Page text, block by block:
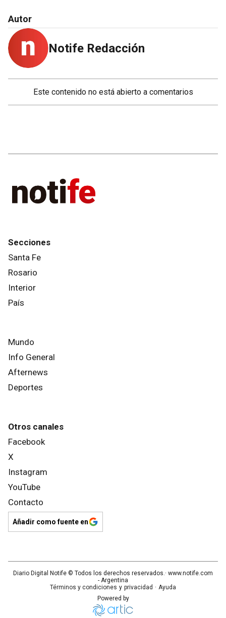
Autor
Notife Redacción
Este contenido no está abierto a comentarios
Secciones
Santa Fe
Rosario
Interior
País
Mundo
Info General
Afternews
Deportes
Otros canales
Facebook
X
Instagram
YouTube
Contacto
Añadir como fuente en
Diario Digital Notife © Todos los derechos reservados.· www.notife.com
- Argentina
Términos y condiciones y privacidad · Ayuda
Powered by